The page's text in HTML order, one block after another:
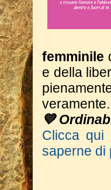
femminile
e della
veramente.
💙
Clicca qui
saperne di